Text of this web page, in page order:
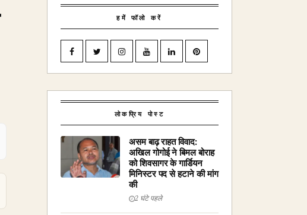
हमें फॉलो करें
लोकप्रिय पोस्ट
असम बाढ़ राहत विवाद:
अखिल गोगोई ने बिमल बोराह
को शिवसागर के गार्डियन
मिनिस्टर पद से हटाने की मांग
की
2 घंटे पहले